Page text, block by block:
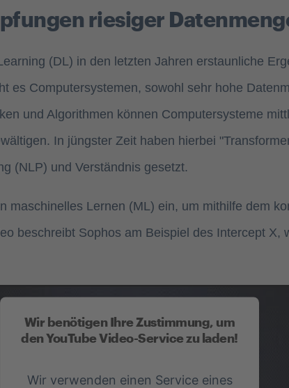
riesiger
(DL) in den letzten Jahren erstaunliche
es Computersystemen, sowohl sehr hohe
und Algorithmen können Computersysteme
In jüngster Zeit haben hierbei
(NLP) und Verständnis gesetzt.
maschinelles Lernen (ML) ein, um mithilfe dem
beschreibt Sophos am Beispiel des Intercept X,
Wir benötigen Ihre Zustimmung, um
den YouTube Video-Service zu laden!
Wir verwenden einen Service eines